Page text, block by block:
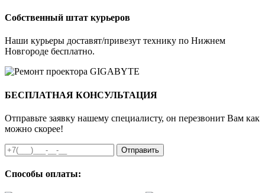
Собственный штат курьеров
Наши курьеры доставят/привезут технику по Нижнем
Новгороде бесплатно.
БЕСПЛАТНАЯ КОНСУЛЬТАЦИЯ
Отправьте заявку нашему специалисту, он перезвонит Вам как
можно скорее!
Отправить
Способы оплаты: